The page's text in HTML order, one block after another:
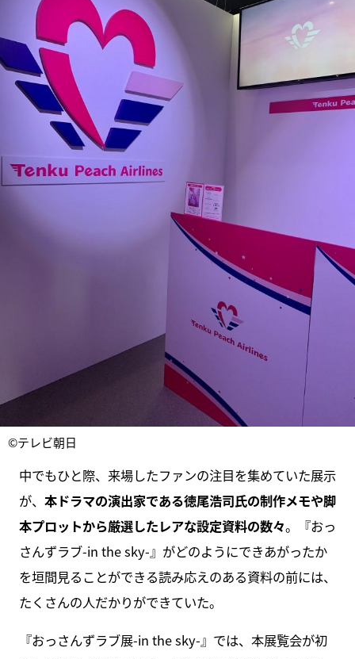
©テレビ朝日
中でもひと際、来場したファンの注目を集めていた展示
が、 本ドラマの演出家である徳尾浩司氏の制作メモや脚
本プロットから厳選したレアな設定資料の数々。『おっ
さんずラブ-in the sky-』がどのようにできあがったか
を垣間見ることができる読み応えのある資料の前には、
たくさんの人だかりができていた。
『おっさんずラブ展-in the sky-』では、本展覧会が初